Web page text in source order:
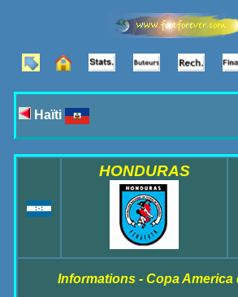
Haïti
HONDURAS
Informations - Copa America